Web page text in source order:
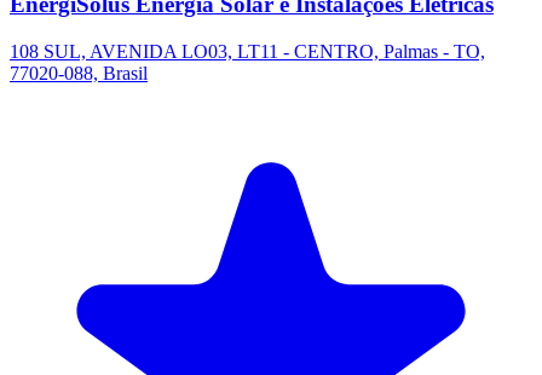
108 SUL, AVENIDA LO03, LT11 - CENTRO, Palmas - TO,
77020-088, Brasil